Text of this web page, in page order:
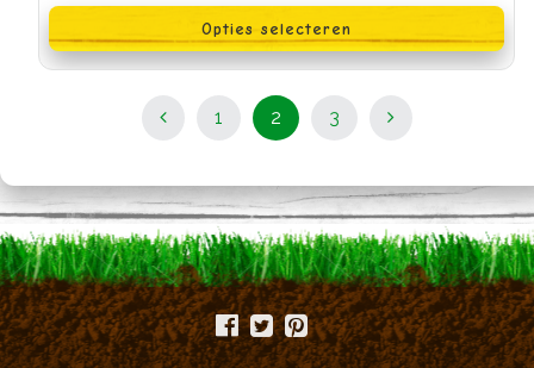
Opties selecteren
product
heeft
meerdere
variaties.
op
de
productpagina
Berichten
Pagina
1 Pagina
2 Pagina
3